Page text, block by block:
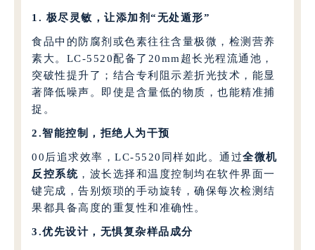
1. 极尽灵敏，让添加剂“无处遁形”
食品中的防腐剂或色素往往含量极微，检测营养
素大。LC-5520配备了20mm超长光程流通池，
突破性提升了；结合专利阻示差折光技术，能显
著降低噪声。即使是含量低的物质，也能精准捕
捉。
2.智能控制，拒绝人为干预
00后追求效率，LC-5520同样如此。通过全微机
反控系统 ，波长选择和温度控制均在软件界面一
键完成，告别烦琐的手动旋转，确保每次检测结
果都具备高度的重复性和准确性。
3.优先设计，无惧复杂样品成分